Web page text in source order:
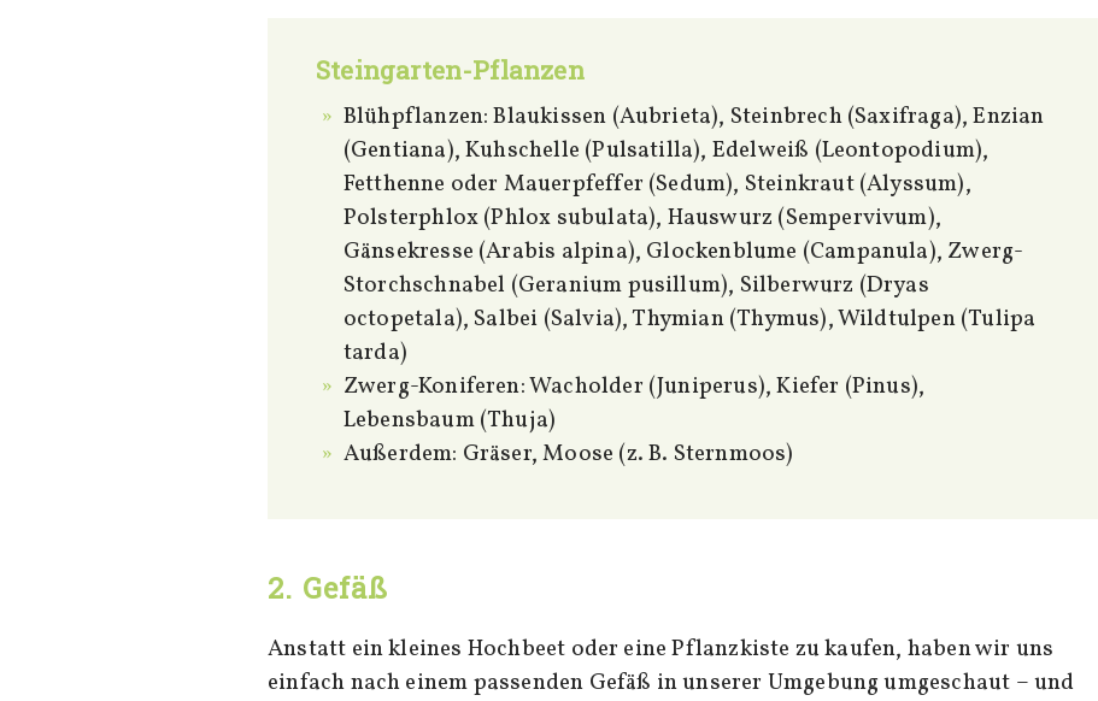
Steingarten-Pflanzen
Blühpflanzen: Blaukissen (Aubrieta), Steinbrech (Saxifraga), Enzian
(Gentiana), Kuhschelle (Pulsatilla), Edelweiß (Leontopodium),
Fetthenne oder Mauerpfeffer (Sedum), Steinkraut (Alyssum),
Polsterphlox (Phlox subulata), Hauswurz (Sempervivum),
Gänsekresse (Arabis alpina), Glockenblume (Campanula), Zwerg-
Storchschnabel (Geranium pusillum), Silberwurz (Dryas
octopetala), Salbei (Salvia), Thymian (Thymus), Wildtulpen (Tulipa
tarda)
Zwerg-Koniferen: Wacholder (Juniperus), Kiefer (Pinus),
Lebensbaum (Thuja)
Außerdem: Gräser, Moose (z. B. Sternmoos)
2. Gefäß
Anstatt ein kleines Hochbeet oder eine Pflanzkiste zu kaufen, haben wir uns
einfach nach einem passenden Gefäß in unserer Umgebung umgeschaut – und